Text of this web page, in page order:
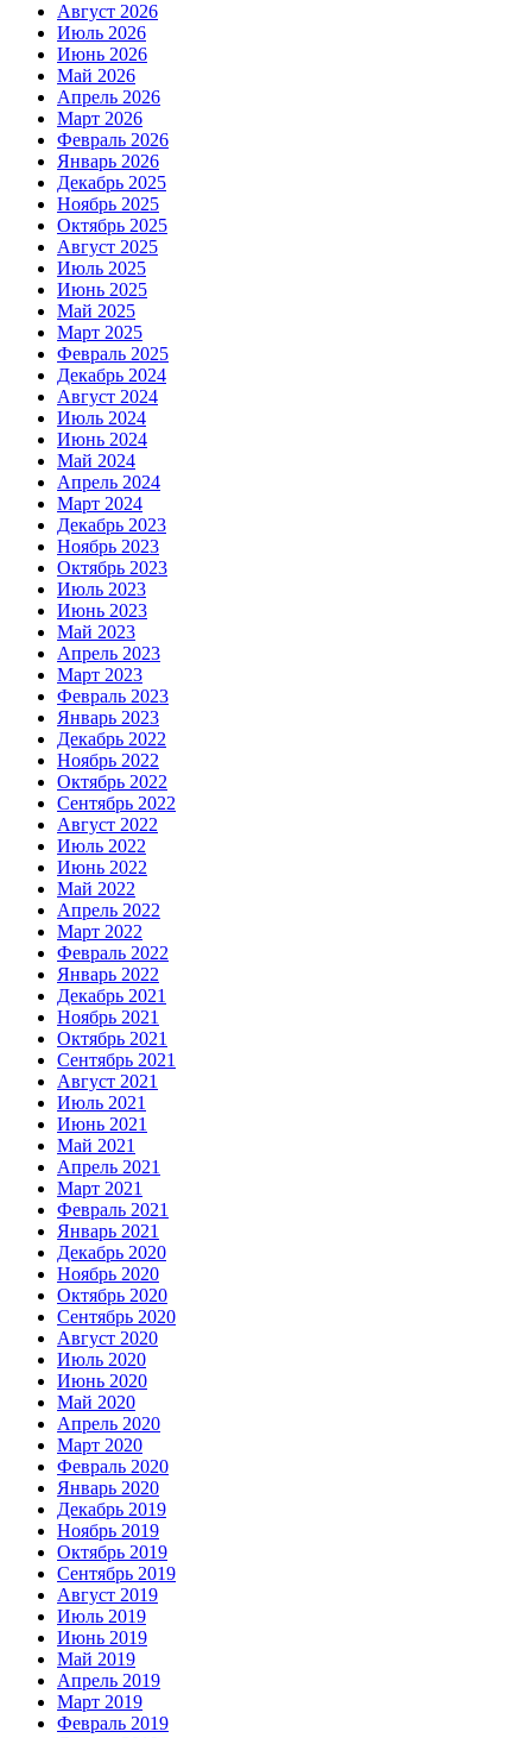
Август 2026
Июль 2026
Июнь 2026
Май 2026
Апрель 2026
Март 2026
Февраль 2026
Январь 2026
Декабрь 2025
Ноябрь 2025
Октябрь 2025
Август 2025
Июль 2025
Июнь 2025
Май 2025
Март 2025
Февраль 2025
Декабрь 2024
Август 2024
Июль 2024
Июнь 2024
Май 2024
Апрель 2024
Март 2024
Декабрь 2023
Ноябрь 2023
Октябрь 2023
Июль 2023
Июнь 2023
Май 2023
Апрель 2023
Март 2023
Февраль 2023
Январь 2023
Декабрь 2022
Ноябрь 2022
Октябрь 2022
Сентябрь 2022
Август 2022
Июль 2022
Июнь 2022
Май 2022
Апрель 2022
Март 2022
Февраль 2022
Январь 2022
Декабрь 2021
Ноябрь 2021
Октябрь 2021
Сентябрь 2021
Август 2021
Июль 2021
Июнь 2021
Май 2021
Апрель 2021
Март 2021
Февраль 2021
Январь 2021
Декабрь 2020
Ноябрь 2020
Октябрь 2020
Сентябрь 2020
Август 2020
Июль 2020
Июнь 2020
Май 2020
Апрель 2020
Март 2020
Февраль 2020
Январь 2020
Декабрь 2019
Ноябрь 2019
Октябрь 2019
Сентябрь 2019
Август 2019
Июль 2019
Июнь 2019
Май 2019
Апрель 2019
Март 2019
Февраль 2019